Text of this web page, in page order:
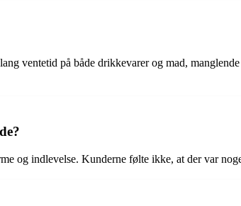
ventetid på både drikkevarer og mad,
og indlevelse. Kunderne følte ikke, at der var